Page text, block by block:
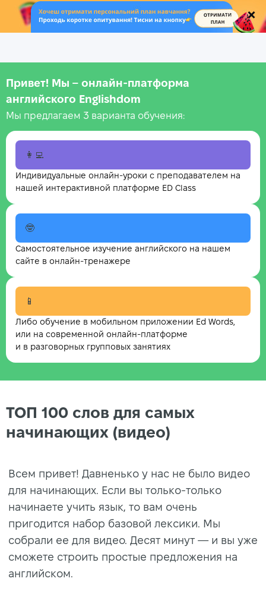
.
Привет! Мы – онлайн‑платформа
английского Englishdom
Мы предлагаем 3 варианта обучения:
👩‍💻
Индивидуальные онлайн-уроки с преподавателем на
нашей интерактивной платформе ED Class
🤓
Самостоятельное изучение английского на нашем
сайте в онлайн-тренажере
📱
Либо обучение в мобильном приложении Ed Words,
или на современной онлайн-платформе
и в разговорных групповых занятиях
ТОП 100 слов для самых
начинающих (видео)
Всем привет! Давненько у нас не было видео
для начинающих. Если вы только-только
начинаете учить язык, то вам очень
пригодится набор базовой лексики. Мы
собрали ее для видео. Десят минут — и вы уже
сможете строить простые предложения на
английском.